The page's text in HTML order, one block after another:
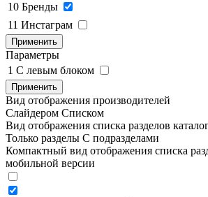
10 Бренды
11 Инстаграм
Применить
Параметры
1 C левым блоком
Применить
Вид отображения производителей
Слайдером Списком
Вид отображения списка разделов
Только разделы С подразделами
Компактный вид отображения списка
мобильной версии